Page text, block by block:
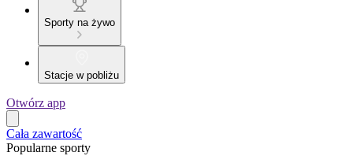
Sporty na żywo
Stacje w pobliżu
Otwórz app
Cała zawartość
Popularne sporty